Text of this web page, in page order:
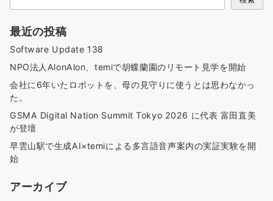
最近の投稿
Software Update 138
NPO法人AlonAlon、temiで胡蝶蘭園のリモート見学を開始
会社に6年いたロボットを、母の見守りに使うとは思わなかっ
た。
GSMA Digital Nation Summit Tokyo 2026 に代表 富田直美
が登壇
早雲山駅で生成AI×temiによる多言語音声案内の実証実験を開
始
アーカイブ